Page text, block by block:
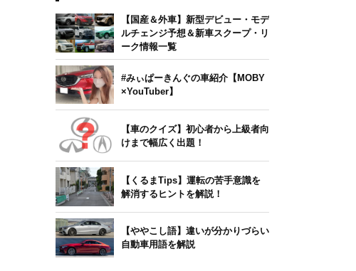
【国産＆外車】新型デビュー・モデ
ルチェンジ予想＆新車スクープ・リ
ーク情報一覧
#みぃぱーきんぐの車紹介【MOBY
×YouTuber】
【車のクイズ】初心者から上級者向
けまで幅広く出題！
【くるまTips】運転の苦手意識を
解消するヒントを解説！
【ややこし語】違いが分かりづらい
自動車用語を解説